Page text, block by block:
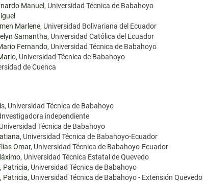
Manuel , Universidad Técnica de Babahoyo
Marlene, Universidad Bolivariana del Ecuador
Samantha, Universidad Católica del Ecuador
Fernando, Universidad Técnica de Babahoyo
, Universidad Técnica de Babahoyo
de Cuenca
, Universidad Técnica de Babahoyo
independiente
Técnica de Babahoyo
, Universidad Técnica de Babahoyo-Ecuador
Omar, Universidad Técnica de Babahoyo-Ecuador
, Universidad Técnica Estatal de Quevedo
Patricia, Universidad Técnica de Babahoyo
Patricia, Universidad Técnica de Babahoyo - Extensión Quevedo